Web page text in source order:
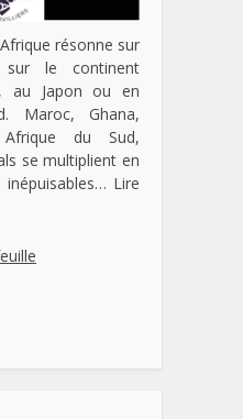
résonne sur
le continent
au Japon ou en
Maroc, Ghana,
Afrique du Sud,
se multiplient en
Lire